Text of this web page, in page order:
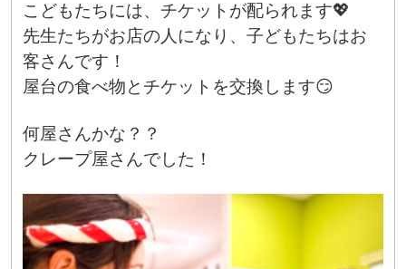
こどもたちには、チケットが配られます💖
先生たちがお店の人になり、子どもたちはお
客さんです！
屋台の食べ物とチケットを交換します😏
何屋さんかな？？
クレープ屋さんでした！